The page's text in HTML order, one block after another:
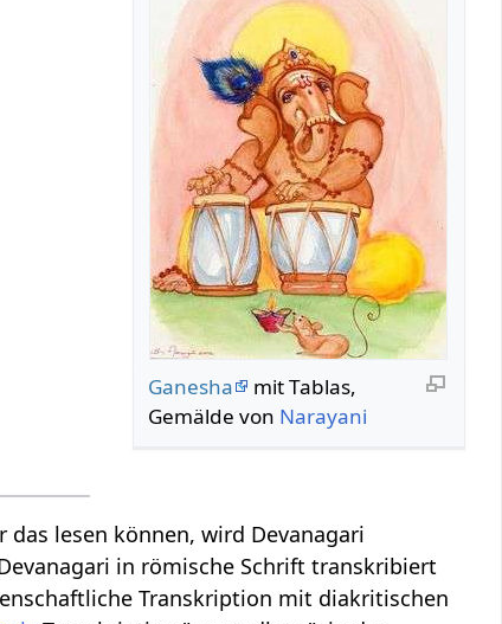
Ganesha
mit Tablas,
Gemälde von Narayani
das lesen können, wird Devanagari
in römische Schrift transkribiert
Transkription mit diakritischen